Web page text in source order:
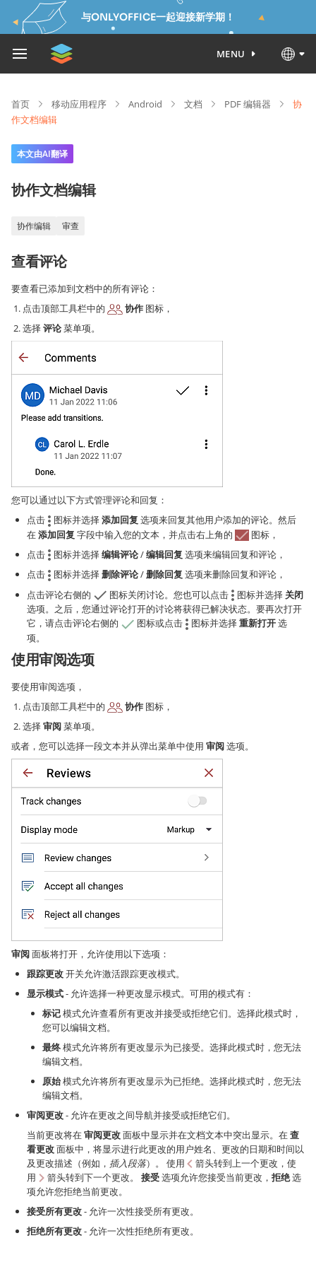
与ONLYOFFICE一起迎接新学期！
MENU
首页 移动应用程序 Android 文档 PDF 编辑器
协
作文档编辑
本文由AI翻译
协作文档编辑
协作编辑 审查
查看评论
要查看已添加到文档中的所有评论：
点击顶部工具栏中的
协作 图标，
选择评论菜单项。
您可以通过以下方式管理评论和回复：
点击
图标并选择添加回复 选项来回复其他用户添加的评论。然后
在添加回复 字段中输入您的文本，并点击右上角的
图标，
点击
图标并选择编辑评论/编辑回复 选项来编辑回复和评论，
点击
图标并选择删除评论/删除回复 选项来删除回复和评论，
点击评论右侧的
图标关闭讨论。您也可以点击 图标并选择 关闭
选项。之后，您通过评论打开的讨论将获得已解决状态。要再次打开
它，请点击评论右侧的
图标或点击 图标并选择重新打开选
项。
使用审阅选项
要使用审阅选项，
点击顶部工具栏中的
协作 图标，
选择审阅菜单项。
或者，您可以选择一段文本并从弹出菜单中使用 审阅选项。
审阅面板将打开，允许使用以下选项：
跟踪更改开关允许激活跟踪更改模式。
显示模式- 允许选择一种更改显示模式。可用的模式有：
标记模式允许查看所有更改并接受或拒绝它们。选择此模式时，
您可以编辑文档。
最终模式允许将所有更改显示为已接受。选择此模式时，您无法
编辑文档。
原始模式允许将所有更改显示为已拒绝。选择此模式时，您无法
编辑文档。
审阅更改- 允许在更改之间导航并接受或拒绝它们。
当前更改将在审阅更改面板中显示并在文档文本中突出显示。在查
看更改面板中，将显示进行此更改的用户姓名、更改的日期和时间以
及更改描述（例如， 插入段落）。 使用
箭头转到上一个更改，使
用
箭头转到下一个更改。 接受选项允许您接受当前更改， 拒绝选
项允许您拒绝当前更改。
接受所有更改- 允许一次性接受所有更改。
拒绝所有更改- 允许一次性拒绝所有更改。